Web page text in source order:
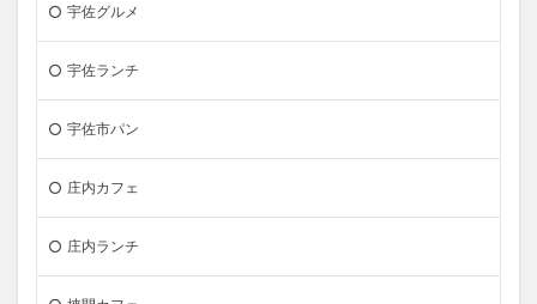
宇佐グルメ
宇佐ランチ
宇佐市パン
庄内カフェ
庄内ランチ